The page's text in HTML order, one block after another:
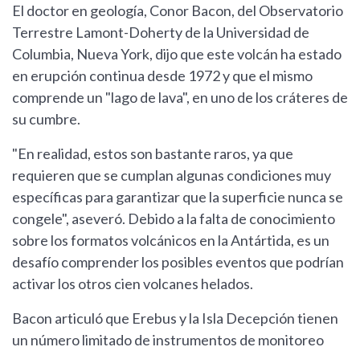
El doctor en geología, Conor Bacon, del Observatorio
Terrestre Lamont-Doherty de la Universidad de
Columbia, Nueva York, dijo que este volcán ha estado
en erupción continua desde 1972 y que el mismo
comprende un "lago de lava", en uno de los cráteres de
su cumbre.
"En realidad, estos son bastante raros, ya que
requieren que se cumplan algunas condiciones muy
específicas para garantizar que la superficie nunca se
congele", aseveró. Debido a la falta de conocimiento
sobre los formatos volcánicos en la Antártida, es un
desafío comprender los posibles eventos que podrían
activar los otros cien volcanes helados.
Bacon articuló que Erebus y la Isla Decepción tienen
un número limitado de instrumentos de monitoreo